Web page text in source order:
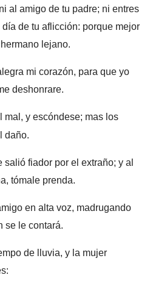
al amigo de tu padre; ni entres
de tu aflicción: porque mejor
lejano.
mi corazón, para que yo
deshonrare.
mal, y escóndese; mas los
daño.
fiador por el extraño; y al
tómale prenda.
en alta voz, madrugando
se le contará.
de lluvia, y la mujer